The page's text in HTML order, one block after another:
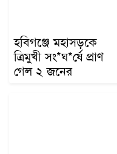
হবিগঞ্জে মহাসড়কে
ত্রিমুখী সং*ঘ*র্ষে প্রাণ
গেল ২ জনের